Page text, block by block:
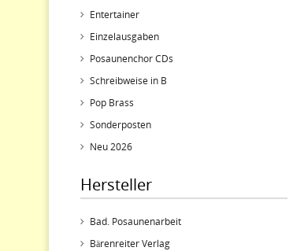
Entertainer
Einzelausgaben
Posaunenchor CDs
Schreibweise in B
Pop Brass
Sonderposten
Neu 2026
Hersteller
Bad. Posaunenarbeit
Bärenreiter Verlag